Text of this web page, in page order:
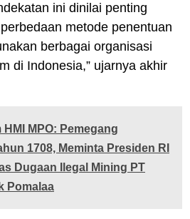
ini dinilai penting
metode penentuan
berbagai organisasi
di Indonesia,” ujarnya akhir
HMI MPO: Pemegang
1708, Meminta Presiden RI
Dugaan Ilegal Mining PT
Pomalaa